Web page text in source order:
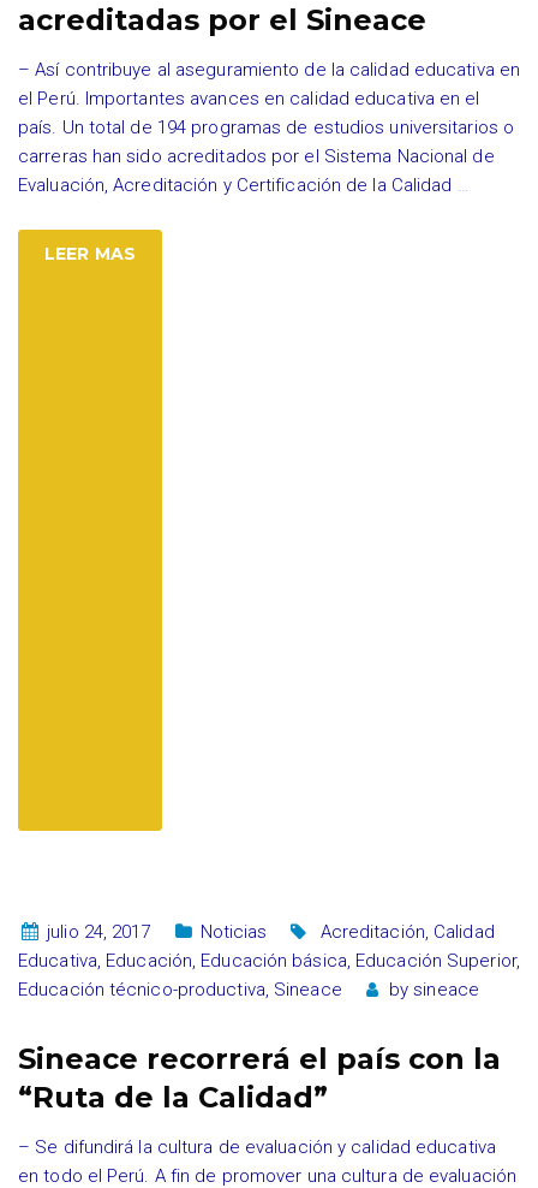
acreditadas por el Sineace
– Así contribuye al aseguramiento de la calidad educativa en
el Perú. Importantes avances en calidad educativa en el
país. Un total de 194 programas de estudios universitarios o
carreras han sido acreditados por el Sistema Nacional de
Evaluación, Acreditación y Certificación de la Calidad …
LEER MAS
julio 24, 2017 Noticias Acreditación, Calidad
Educativa, Educación, Educación básica, Educación Superior,
Educación técnico-productiva, Sineace bysineace
Sineace recorrerá el país con la
“Ruta de la Calidad”
– Se difundirá la cultura de evaluación y calidad educativa
en todo el Perú. A fin de promover una cultura de evaluación